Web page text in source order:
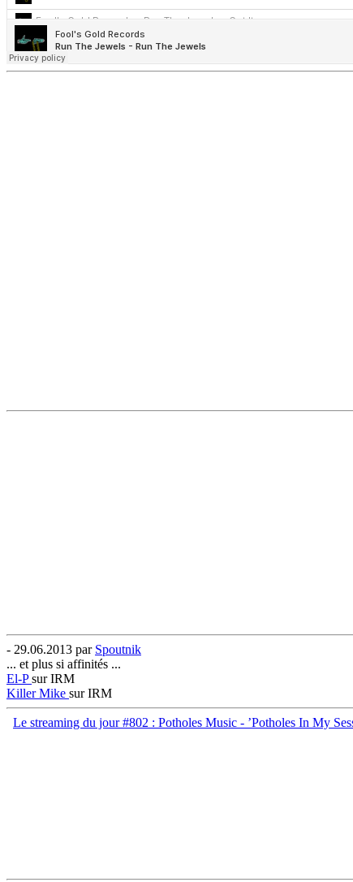
- 29.06.2013 par Spoutnik
... et plus si affinités ...
El-Psur IRM
Killer Mike sur IRM
Le streaming du jour #802 : Potholes Music - ’Potholes In My